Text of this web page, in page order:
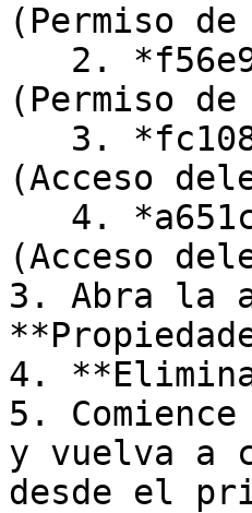
(Permiso
(Permiso
(Acceso
(Acceso
3. Abra la
4.
5.
y vuelva a
desde el